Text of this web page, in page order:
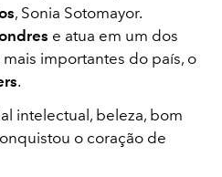
, Sonia Sotomayor.
e atua em um dos
importantes do país, o
.
intelectual, beleza, bom
o coração de